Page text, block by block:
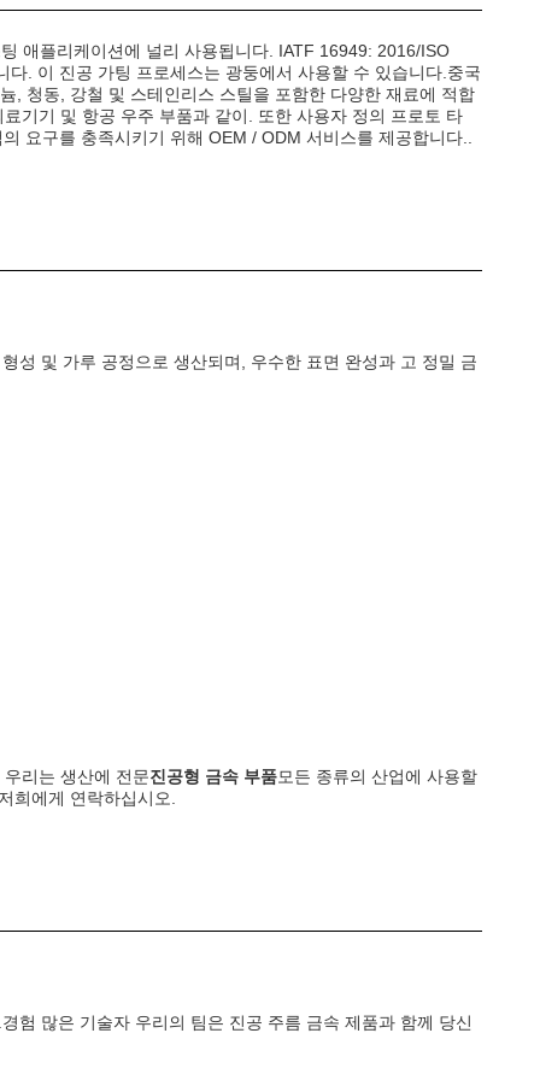
애플리케이션에 널리 사용됩니다. IATF 16949: 2016/ISO
. 이 진공 가팅 프로세스는 광둥에서 사용할 수 있습니다.중국
, 청동, 강철 및 스테인리스 스틸을 포함한 다양한 재료에 적합
기기 및 항공 우주 부품과 같이. 또한 사용자 정의 프로토 타
요구를 충족시키기 위해 OEM / ODM 서비스를 제공합니다..
성 및 가루 공정으로 생산되며, 우수한 표면 완성과 고 정밀 금
리는 생산에 전문진공형 금속 부품모든 종류의 산업에 사용할
희에게 연락하십시오.
험 많은 기술자 우리의 팀은 진공 주름 금속 제품과 함께 당신